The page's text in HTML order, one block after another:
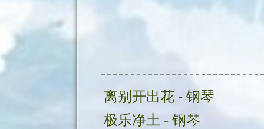
离别开出花 - 钢琴
极乐净土 - 钢琴